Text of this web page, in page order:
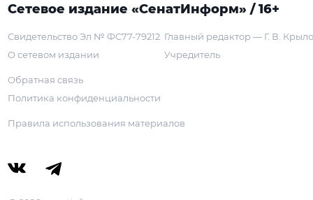
Сетевое издание «СенатИнформ» / 16+
Свидетельство Эл № ФС77-79212
О сетевом издании
Главный редактор — Г. В.
Учредитель
Обратная связь
Политика конфиденциальности
Правила использования материалов